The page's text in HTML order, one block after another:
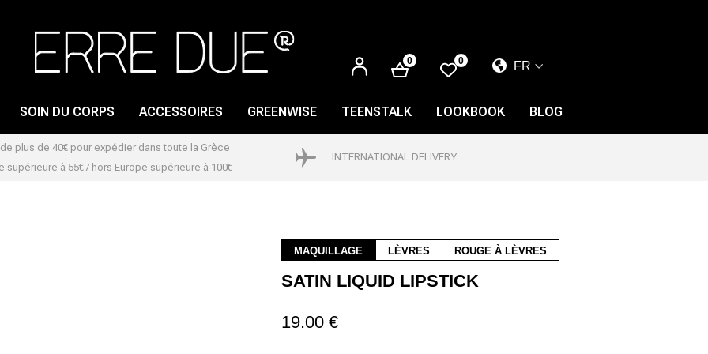
SE
CONNECTER
0 0
FR
EN
DISSOLVANT POUR
SOIN DU CORPS ACCESSOIRES GREENWISE TEENSTALK LOOKBOOK BLOG
plus de 40€ pour expédier dans toute la Grèce
supérieure à 55€ / hors Europe supérieure à 100€
INTERNATIONAL DELIVERY
MAQUILLAGE LÈVRES ROUGE À LÈVRES
SATIN LIQUID LIPSTICK
19.00 €